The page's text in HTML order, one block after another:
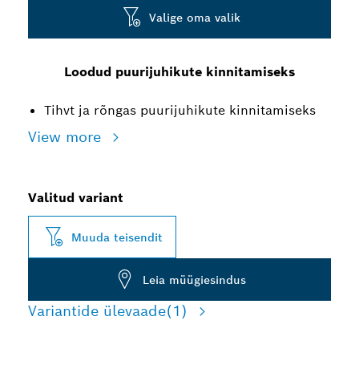
Loodud puurijuhikute kinnitamiseks
Tihvt ja rõngas puurijuhikute kinnitamiseks
View more
Valige oma valik
Valitud variant
Muuda teisendit
Leia müügiesindus
Variantide ülevaade(1)